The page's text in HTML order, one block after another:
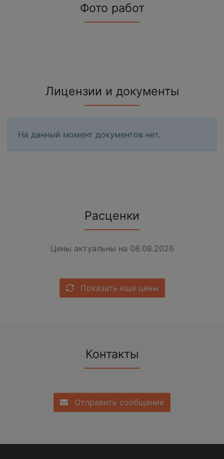
Фото работ
Лицензии и документы
На данный момент документов нет.
Расценки
Цены актуальны на 08.08.2026
Показать еще цены
Контакты
Отправить сообщение